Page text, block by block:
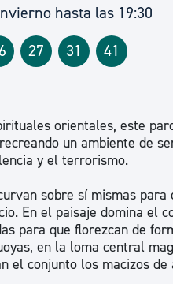
Noticias
Avisos
hasta las 19:30
27 31 41
orientales, este
un ambiente de
y el terrorismo.
sobre sí mismas
En el paisaje domina el
para que florezcan de
en la loma central
el conjunto los macizos